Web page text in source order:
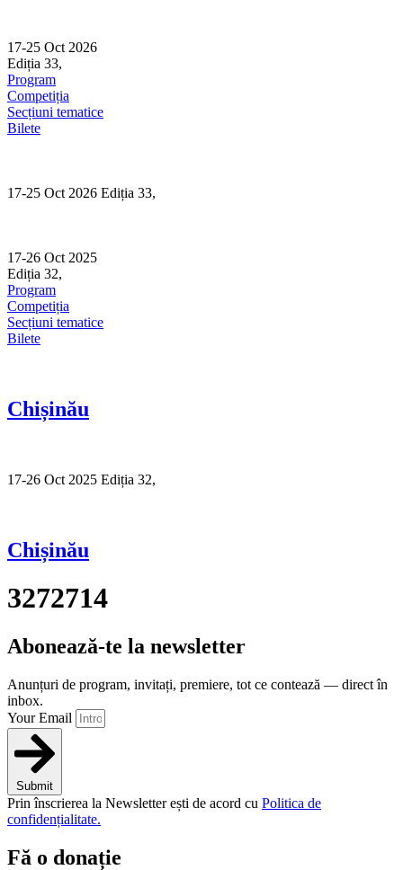
content
17-25 Oct 2026
Ediția 33,
Program
Competiția
Secțiuni tematice
Bilete
17-25 Oct 2026 Ediția 33,
17-26 Oct 2025
Ediția 32,
Program
Competiția
Secțiuni tematice
Bilete
Chișinău
17-26 Oct 2025 Ediția 32,
Chișinău
3272714
Abonează-te la newsletter
Anunțuri de program, invitați, premiere, tot ce contează — direct în
inbox.
Your Email
Submit
Prin înscrierea la Newsletter ești de acord cu Politica de
confidențialitate.
Fă o donație